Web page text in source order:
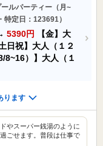
ルパーティー（月~
定日：123691）
5390円
【金】大
土日祝】大人（１２
8~16）】大人（１
ります
やスーパー銭湯のように
ごせます。普段は仕事で